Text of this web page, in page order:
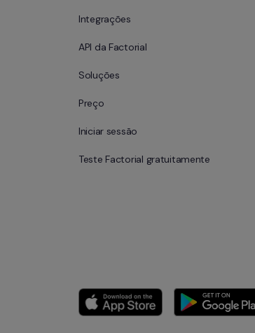
Integrações
API da Factorial
Soluções
Preço
Iniciar sessão
Teste Factorial gratuitamente